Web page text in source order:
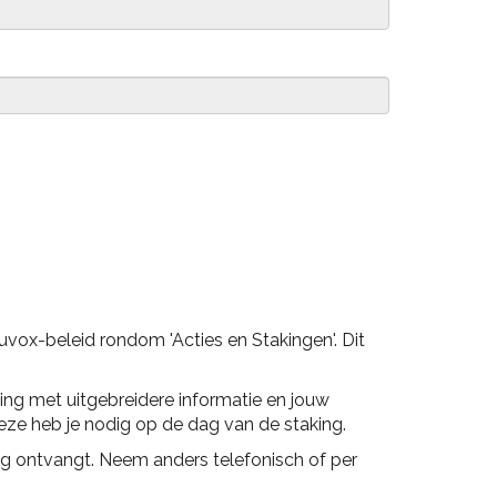
beleid rondom 'Acties en Stakingen'. Dit
met uitgebreidere informatie en jouw
heb je nodig op de dag van de staking.
ontvangt. Neem anders telefonisch of per